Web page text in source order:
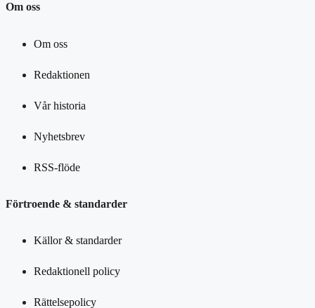
Om oss
Om oss
Redaktionen
Vår historia
Nyhetsbrev
RSS-flöde
Förtroende & standarder
Källor & standarder
Redaktionell policy
Rättelsepolicy